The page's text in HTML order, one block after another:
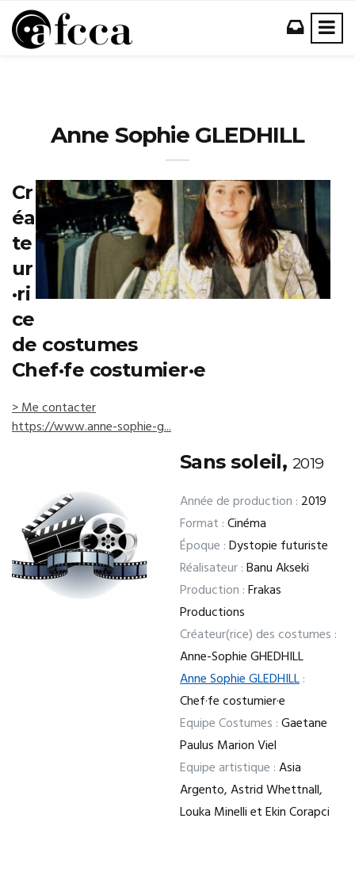
Anne Sophie GLEDHILL
Cr
éa
te
ur
·ri
ce
de costumes
Chef·fe costumier·e
> Me contacter
https://www.anne-sophie-g...
Sans soleil, 2019
Année de production : 2019
Format :Cinéma
Époque :Dystopie futuriste
Réalisateur :Banu Akseki
Production :Frakas
Productions
Créateur(rice) des costumes :
Anne-Sophie GHEDHILL
Anne Sophie GLEDHILL:
Chef·fe costumier·e
Equipe Costumes :Gaetane
Paulus Marion Viel
Equipe artistique :Asia
Argento, Astrid Whettnall,
Louka Minelli et Ekin Corapci